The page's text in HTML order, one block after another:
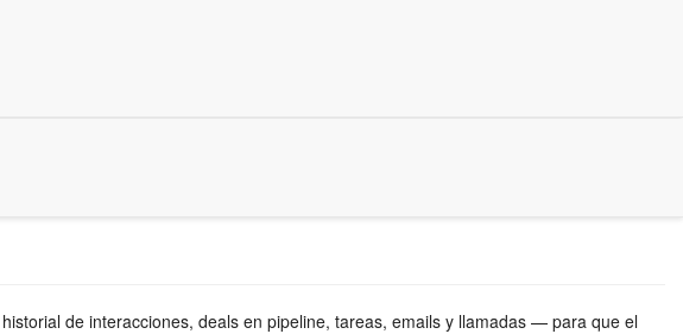
de interacciones, deals en pipeline, tareas, emails y llamadas — para que el